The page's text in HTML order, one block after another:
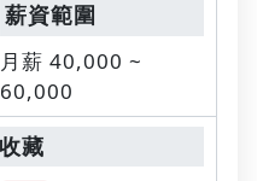
月薪 40,000 ~
60,000